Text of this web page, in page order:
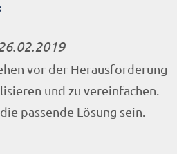
vor der Herausforderung
und zu vereinfachen.
passende Lösung sein.